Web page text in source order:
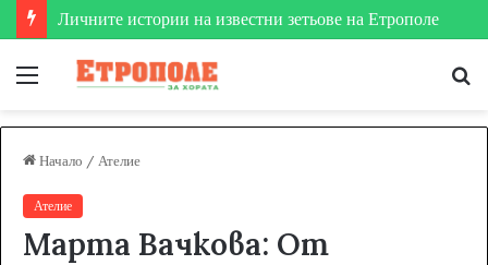
Меню
Начало / Ателие
Ателие
Марта Вачкова: От